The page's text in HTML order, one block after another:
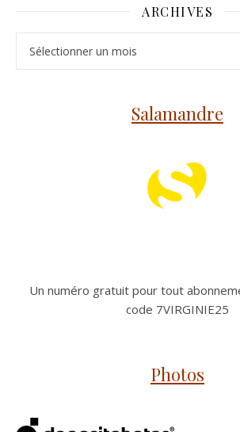
ARCHIVES
Salamandre
Un numéro gratuit pour tout
code 7VIRGINIE25
Photos